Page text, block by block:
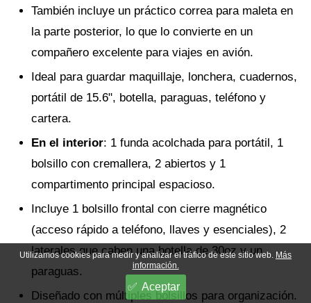
También incluye un práctico correa para maleta en
la parte posterior, lo que lo convierte en un
compañero excelente para viajes en avión.
Ideal para guardar maquillaje, lonchera, cuadernos,
portátil de 15.6", botella, paraguas, teléfono y
cartera.
En el interior: 1 funda acolchada para portátil, 1
bolsillo con cremallera, 2 abiertos y 1
compartimento principal espacioso.
Incluye 1 bolsillo frontal con cierre magnético
(acceso rápido a teléfono, llaves y esenciales), 2
laterales que caben una botella de 30oz y un
paraguas.
Diseñado con múltiples bolsillos para organización.
Utilizamos cookies para medir y analizar el tráfico de este sitio web. Más
información.
Aceptar